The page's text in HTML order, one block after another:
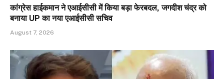
कांग्रेस हाईकमान ने एआईसीसी में किया बड़ा फेरबदल, जगदीश चंद्र को
बनाया UP का नया एआईसीसी सचिव
August 7, 2026